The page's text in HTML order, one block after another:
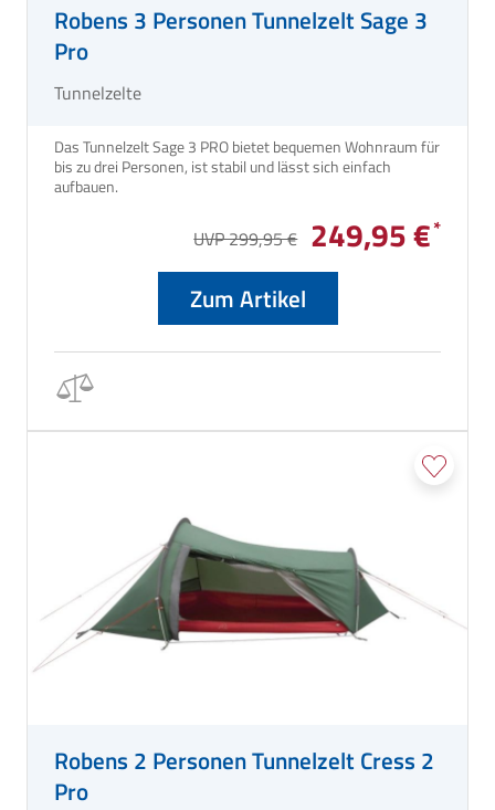
Robens 3 Personen Tunnelzelt Sage 3
Pro
Tunnelzelte
Das Tunnelzelt Sage 3 PRO bietet bequemen Wohnraum für
bis zu drei Personen, ist stabil und lässt sich einfach
UVP 299,95 € 249,95 €
Zum Artikel
Robens 2 Personen Tunnelzelt Cress 2
Pro